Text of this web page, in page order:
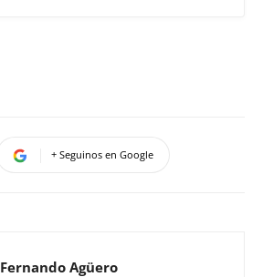
+ Seguinos en Google
Fernando Agüero